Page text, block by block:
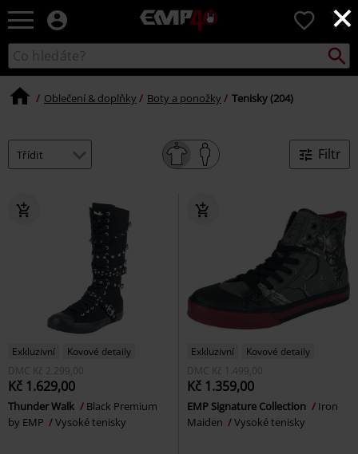
×
EMP
Hudba,
filmy
&
pro
hráče,
0
Katalog
vyhledávání
Oblečení & doplňky Boty a ponožky Tenisky (204)
Filtr
Exkluzivní
Kovové detaily
DMC
Kč 2.299,00
Kč 1.629,00
Thunder Walk
Black Premium
by EMP
Vysoké tenisky
Exkluzivní
Kovové detaily
DMC
Kč 1.499,00
Kč 1.359,00
EMP Signature Collection
Iron
Maiden
Vysoké tenisky